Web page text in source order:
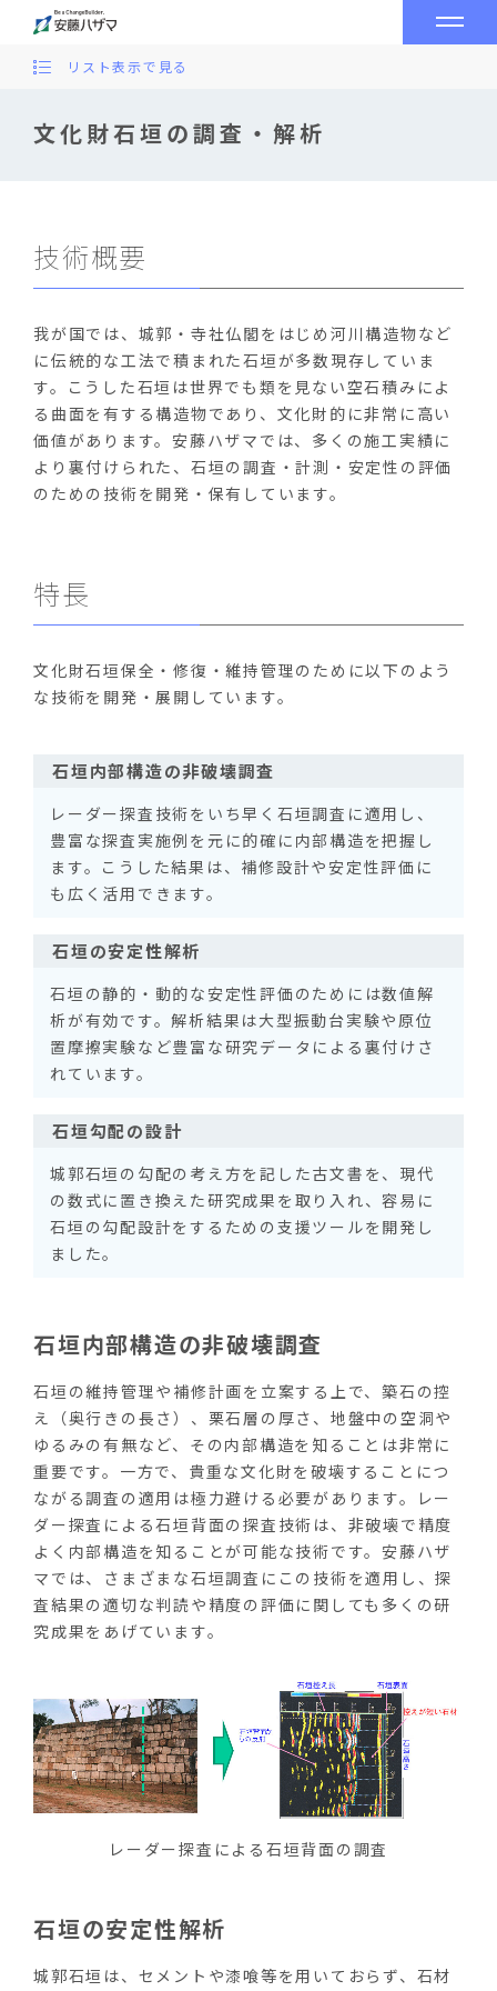
文化財石垣の調査・解析
リスト表示で見る
技術概要
我が国では、城郭・寺社仏閣をはじめ河川構造物など
に伝統的な工法で積まれた石垣が多数現存していま
す。こうした石垣は世界でも類を見ない空石積みによ
る曲面を有する構造物であり、文化財的に非常に高い
価値があります。安藤ハザマでは、多くの施工実績に
より裏付けられた、石垣の調査・計測・安定性の評価
のための技術を開発・保有しています。
特長
文化財石垣保全・修復・維持管理のために以下のよう
な技術を開発・展開しています。
石垣内部構造の非破壊調査
レーダー探査技術をいち早く石垣調査に適用し、
豊富な探査実施例を元に的確に内部構造を把握し
ます。こうした結果は、補修設計や安定性評価に
も広く活用できます。
石垣の安定性解析
石垣の静的・動的な安定性評価のためには数値解
析が有効です。解析結果は大型振動台実験や原位
置摩擦実験など豊富な研究データによる裏付けさ
れています。
石垣勾配の設計
城郭石垣の勾配の考え方を記した古文書を、現代
の数式に置き換えた研究成果を取り入れ、容易に
石垣の勾配設計をするための支援ツールを開発し
ました。
石垣内部構造の非破壊調査
石垣の維持管理や補修計画を立案する上で、築石の控
え（奥行きの長さ）、栗石層の厚さ、地盤中の空洞や
ゆるみの有無など、その内部構造を知ることは非常に
重要です。一方で、貴重な文化財を破壊することにつ
ながる調査の適用は極力避ける必要があります。レー
ダー探査による石垣背面の探査技術は、非破壊で精度
よく内部構造を知ることが可能な技術です。安藤ハザ
マでは、さまざまな石垣調査にこの技術を適用し、探
査結果の適切な判読や精度の評価に関しても多くの研
究成果をあげています。
レーダー探査による石垣背面の調査
石垣の安定性解析
城郭石垣は、セメントや漆喰等を用いておらず、石材